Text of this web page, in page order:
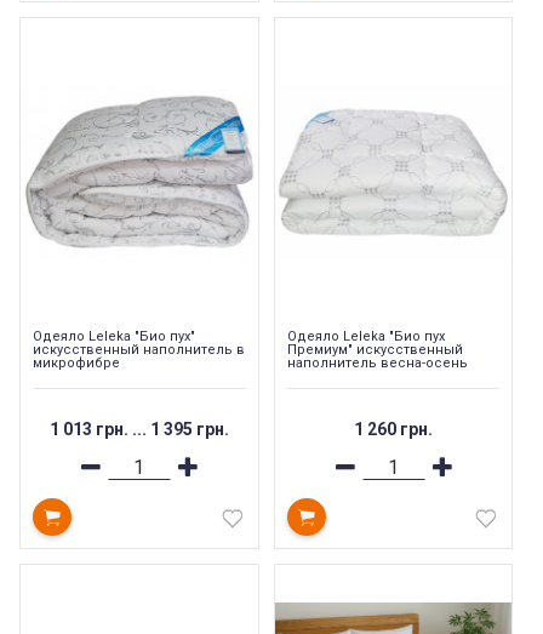
Одеяло Leleka "Био пух"
искусственный наполнитель в
микрофибре
1 013 грн. ... 1 395 грн.
Одеяло Leleka "Био пух
Премиум" искусственный
наполнитель весна-осень
1 260 грн.